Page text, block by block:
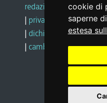
cookie di
saperne
estesa
redazione web |note
| privacy
social
| dichiarazione di
| cambio preferenze